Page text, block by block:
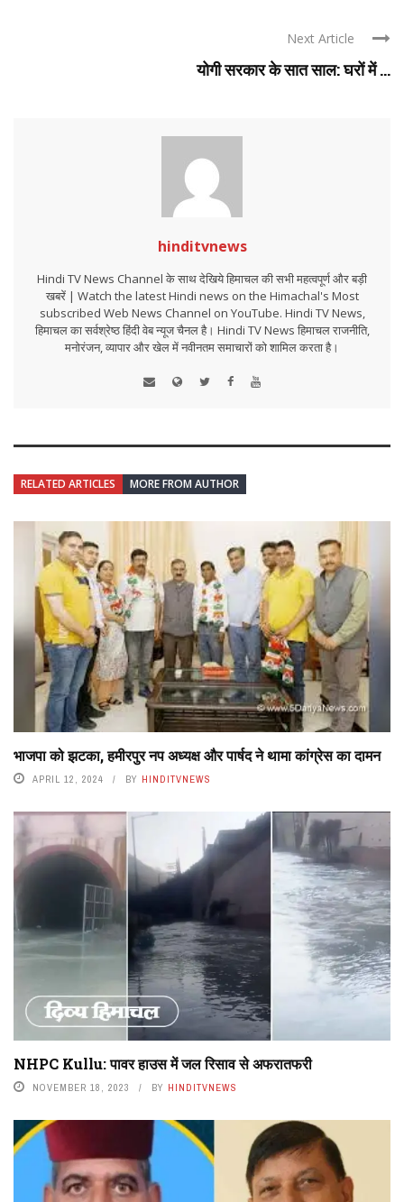
Next Article
योगी सरकार के सात साल: घरों में ...
hinditvnews
Hindi TV News Channel के साथ देखिये हिमाचल की सभी महत्वपूर्ण और बड़ी
खबरें | Watch the latest Hindi news on the Himachal's Most
subscribed Web News Channel on YouTube. Hindi TV News,
हिमाचल का सर्वश्रेष्ठ हिंदी वेब न्यूज चैनल है। Hindi TV News हिमाचल राजनीति,
मनोरंजन, व्यापार और खेल में नवीनतम समाचारों को शामिल करता है।
RELATED ARTICLES MORE FROM AUTHOR
भाजपा को झटका, हमीरपुर नप अध्यक्ष और पार्षद ने थामा कांग्रेस का दामन
APRIL 12, 2024 BY HINDITVNEWS
NHPC Kullu: पावर हाउस में जल रिसाव से अफरातफरी
NOVEMBER 18, 2023 BY HINDITVNEWS